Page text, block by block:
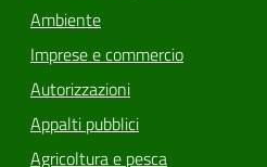
Ambiente
Imprese e commercio
Autorizzazioni
Appalti pubblici
Agricoltura e pesca